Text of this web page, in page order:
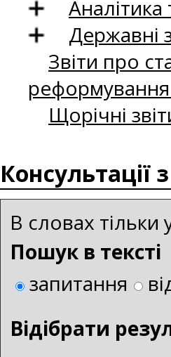
Аналітика
Державні
Звіти про
реформування
Щорічні
Консультації
В словах тільки
Пошук в тексті
запитання
Bідібрати